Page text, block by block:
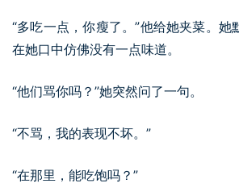
“多吃一点，你瘦了。”他给她夹菜。她
在她口中仿佛没有一点味道。
“他们骂你吗？”她突然问了一句。
“不骂，我的表现不坏。”
“在那里，能吃饱吗？”